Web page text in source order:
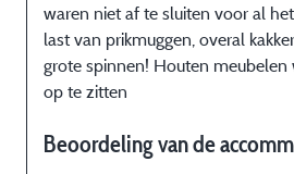
waren niet af te sluiten voor al
last van prikmuggen, overal
grote spinnen! Houten
op te zitten
Beoordeling van de